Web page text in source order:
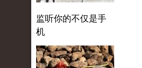
监听你的不仅是手
机